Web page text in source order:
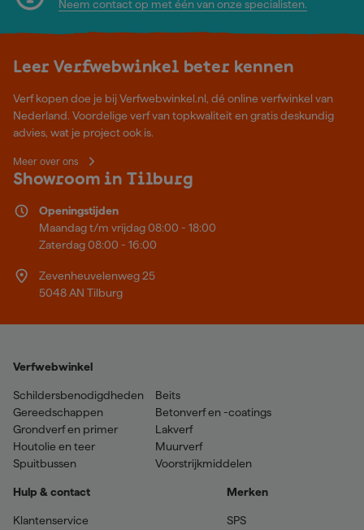
Neem contact op met één van onze specialisten.
Leer Verfwebwinkel beter kennen
Verf kopen doe je bij Verfwebwinkel.nl, dé online verfwinkel van
Nederland. Voordelige verf van topkwaliteit en gratis deskundig
advies, wat je project ook is.
Meer over ons
Showroom in Tilburg
Openingstijden
Maandag t/m vrijdag 08:00 - 18:00
Zaterdag 08:00 - 16:00
Zevenheuvelenweg 25
5048 AN Tilburg
Verfwebwinkel
Schildersbenodigdheden
Gereedschappen
Grondverf en primer
Houtolie en teer
Spuitbussen
Beits
Betonverf en -coatings
Lakverf
Muurverf
Voorstrijkmiddelen
Hulp & contact
Klantenservice
Merken
SPS